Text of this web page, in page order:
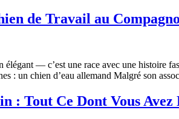
de Travail au
— c’est une race avec une histoire
: un chien d’eau allemand Malgré son
: Tout Ce Dont Vous Avez